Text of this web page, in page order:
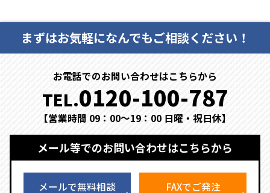
まずはお気軽になんでもご相談ください！
お電話でのお問い合わせはこちらから
TEL.0120-100-787
【営業時間 09：00～19：00 日曜・祝日休】
メール等でのお問い合わせはこちらから
メールで無料相談 FAXでご発注